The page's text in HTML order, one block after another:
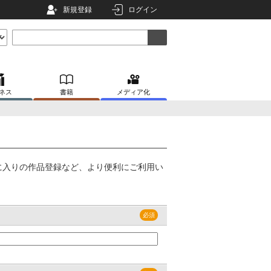
新規登録 ログイン
ス 書籍 メディア化
りの作品登録など、より便利にご利用い